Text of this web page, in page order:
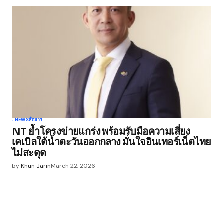
Submit Comment
NEWSสื่อสาร
NT ย้ำโครงข่ายแกร่ง พร้อมรับมือความเสี่ยง
เคเบิลใต้น้ำตะวันออกกลาง มั่นใจอินเทอร์เน็ตไทย
ไม่สะดุด
byKhun JarinMarch 22, 2026